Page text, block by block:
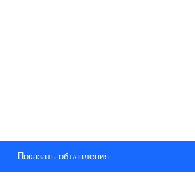
Показать объявления